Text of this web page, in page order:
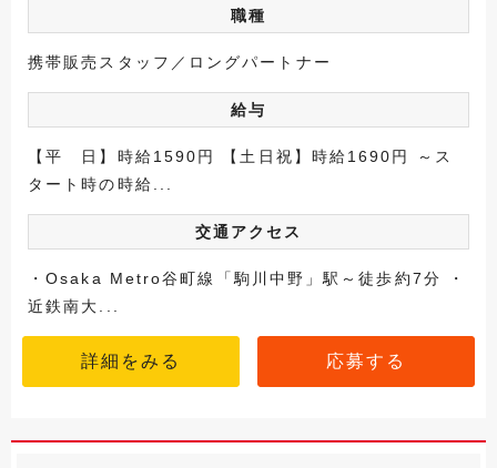
職種
携帯販売スタッフ／ロングパートナー
給与
【平 日】時給1590円 【土日祝】時給1690円 ～ス
タート時の時給...
交通アクセス
・Osaka Metro谷町線「駒川中野」駅～徒歩約7分 ・
近鉄南大...
詳細をみる 応募する